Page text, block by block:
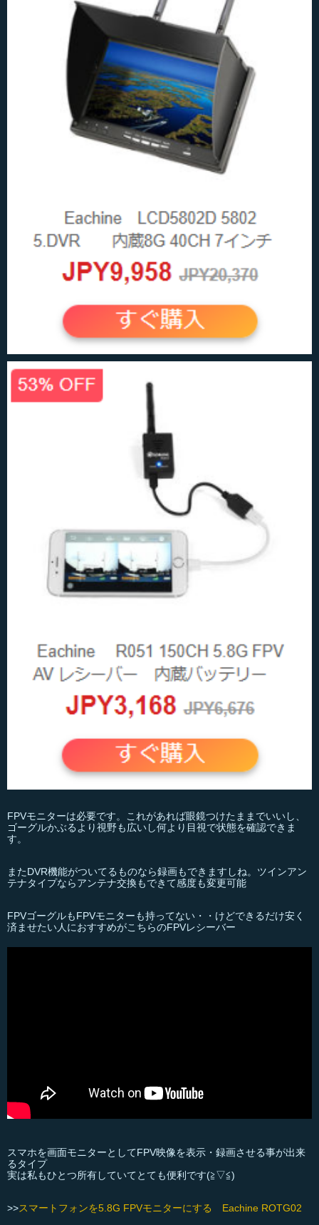
FPVモニターは必要です。これがあれば眼鏡つけたままでいいし、
ゴーグルかぶるより視野も広いし何より目視で状態を確認できま
す。
またDVR機能がついてるものなら録画もできますしね。ツインアン
テナタイプならアンテナ交換もできて感度も変更可能
FPVゴーグルもFPVモニターも持ってない・・けどできるだけ安く
済ませたい人におすすめがこちらのFPVレシーバー
スマホを画面モニターとしてFPV映像を表示・録画させる事が出来
るタイプ
実は私もひとつ所有していてとても便利です(≧▽≦)
>>スマートフォンを5.8G FPVモニターにする Eachine ROTG02